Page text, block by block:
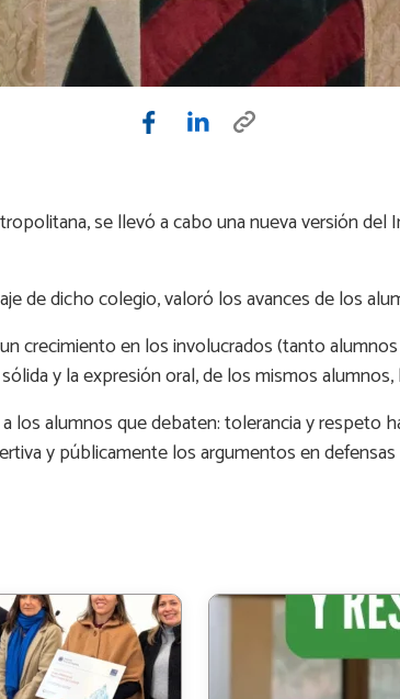
se llevó a cabo una nueva versión
de dicho colegio, valoró los avances de los
crecimiento en los involucrados (tanto
y la expresión oral, de los mismos
los alumnos que debaten: tolerancia y respeto
y públicamente los argumentos en